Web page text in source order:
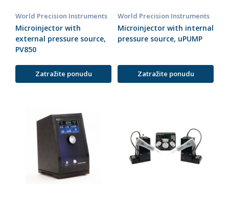
World Precision Instruments
Microinjector with
external pressure source,
PV850
Zatražite ponudu
World Precision Instruments
Microinjector with internal
pressure source, uPUMP
Zatražite ponudu